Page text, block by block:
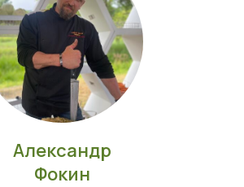
Александр
Фокин